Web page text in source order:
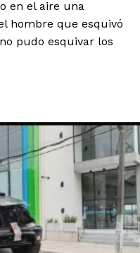
en el aire una
hombre que esquivó
pudo esquivar los